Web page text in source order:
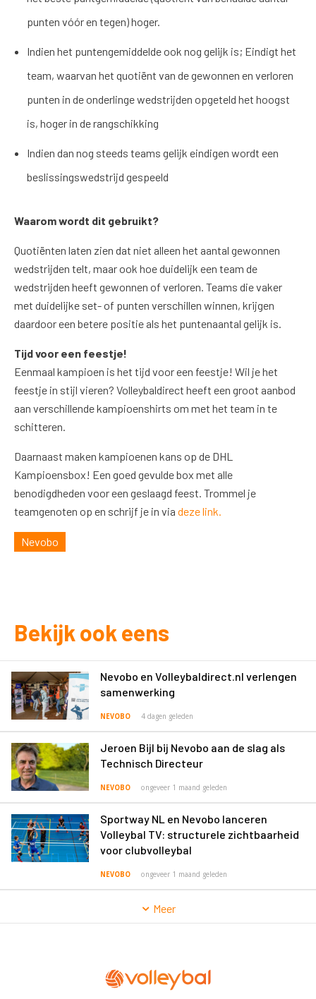
punten vóór en tegen) hoger.
Indien het puntengemiddelde ook nog gelijk is; Eindigt het
team, waarvan het quotiënt van de gewonnen en verloren
punten in de onderlinge wedstrijden opgeteld het hoogst
is, hoger in de rangschikking
Indien dan nog steeds teams gelijk eindigen wordt een
beslissingswedstrijd gespeeld
Waarom wordt dit gebruikt?
Quotiënten laten zien dat niet alleen het aantal gewonnen
wedstrijden telt, maar ook hoe duidelijk een team de
wedstrijden heeft gewonnen of verloren. Teams die vaker
met duidelijke set- of punten verschillen winnen, krijgen
daardoor een betere positie als het puntenaantal gelijk is.
Tijd voor een feestje!
Eenmaal kampioen is het tijd voor een feestje! Wil je het
feestje in stijl vieren? Volleybaldirect heeft een groot aanbod
aan verschillende kampioenshirts om met het team in te
schitteren.
Daarnaast maken kampioenen kans op de DHL
Kampioensbox! Een goed gevulde box met alle
benodigdheden voor een geslaagd feest. Trommel je
teamgenoten op en schrijf je in via deze link.
Nevobo
Bekijk ook eens
Nevobo en Volleybaldirect.nl verlengen
samenwerking
NEVOBO 4 dagen geleden
Jeroen Bijl bij Nevobo aan de slag als
Technisch Directeur
NEVOBO ongeveer 1 maand geleden
Sportway NL en Nevobo lanceren
Volleybal TV: structurele zichtbaarheid
voor clubvolleybal
NEVOBO ongeveer 1 maand geleden
Meer